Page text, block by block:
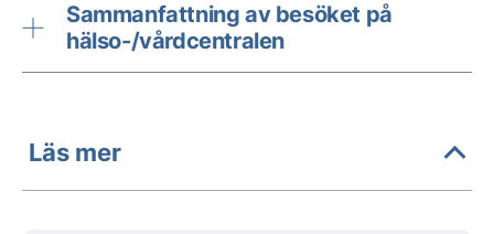
Sammanfattning av besöket på
hälso-/vårdcentralen
Läs mer